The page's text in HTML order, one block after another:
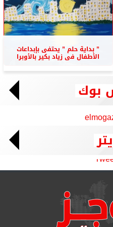
” بداية حلم ” يحتفى بإبداعات
الأطفال فى زياد بكير بالأوبرا
بوك